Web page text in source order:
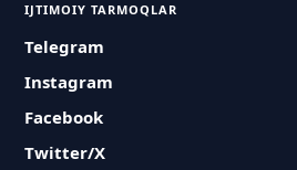
IJTIMOIY TARMOQLAR
Telegram
Instagram
Facebook
Twitter/X